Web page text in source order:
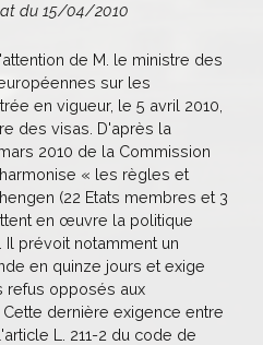
du 15/04/2010
de M. le ministre des
sur les
en vigueur, le 5 avril 2010,
des visas. D'après la
2010 de la Commission
« les règles et
(22 Etats membres et 3
en œuvre la politique
prévoit notamment un
en quinze jours et exige
refus opposés aux
dernière exigence entre
L. 211-2 du code de